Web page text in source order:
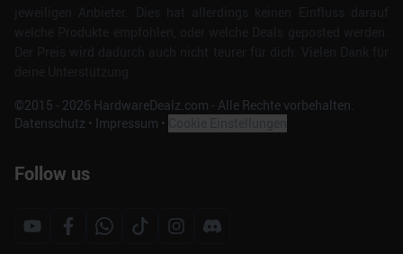
©2015 - 2026 HardwareDealz.com - Alle Rechte vorbehalten.
Datenschutz • Impressum •
Follow us